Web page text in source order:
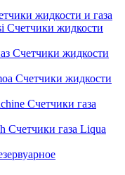
жидкости и газа
Счетчики жидкости
Счетчики жидкости
Счетчики жидкости
Счетчики газа
Счетчики газа Liqua